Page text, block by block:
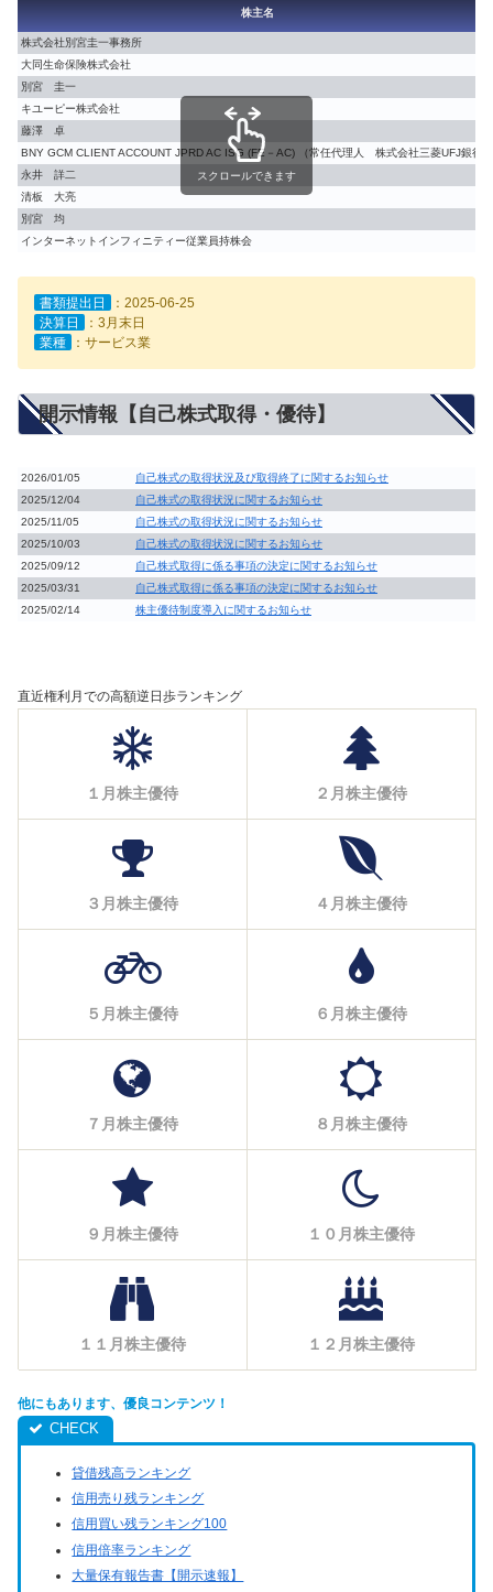
株主名
株式会社別宮圭一事務所
大同生命保険株式会社
別宮 圭一
キユーピー株式会社
藤澤 卓
BNY GCM CLIENT ACCOUNT JPRD AC ISG (FE－AC) （常任代理人 株式会社三菱UFJ銀行）
永井 詳二
清板 大亮
別宮 均
インターネットインフィニティー従業員持株会
スクロールできます
書類提出日
：2025-06-25
決算日
：3月末日
業種
：サービス業
開示情報【自己株式取得・優待】
2026/01/05
自己株式の取得状況及び取得終了に関するお知らせ
2025/12/04
自己株式の取得状況に関するお知らせ
2025/11/05
自己株式の取得状況に関するお知らせ
2025/10/03
自己株式の取得状況に関するお知らせ
2025/09/12
自己株式取得に係る事項の決定に関するお知らせ
2025/03/31
自己株式取得に係る事項の決定に関するお知らせ
2025/02/14
株主優待制度導入に関するお知らせ
直近権利月での高額逆日歩ランキング
１月株主優待 ２月株主優待
３月株主優待 ４月株主優待
５月株主優待 ６月株主優待
７月株主優待 ８月株主優待
９月株主優待 １０月株主優待
１１月株主優待 １２月株主優待
他にもあります、優良コンテンツ！
貸借残高ランキング
信用売り残ランキング
信用買い残ランキング100
信用倍率ランキング
大量保有報告書【開示速報】